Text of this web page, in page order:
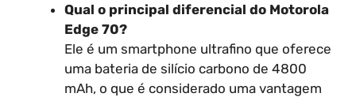
Qual o principal diferencial do Motorola
Edge 70?
Ele é um smartphone ultrafino que oferece
uma bateria de silício carbono de 4800
mAh, o que é considerado uma vantagem